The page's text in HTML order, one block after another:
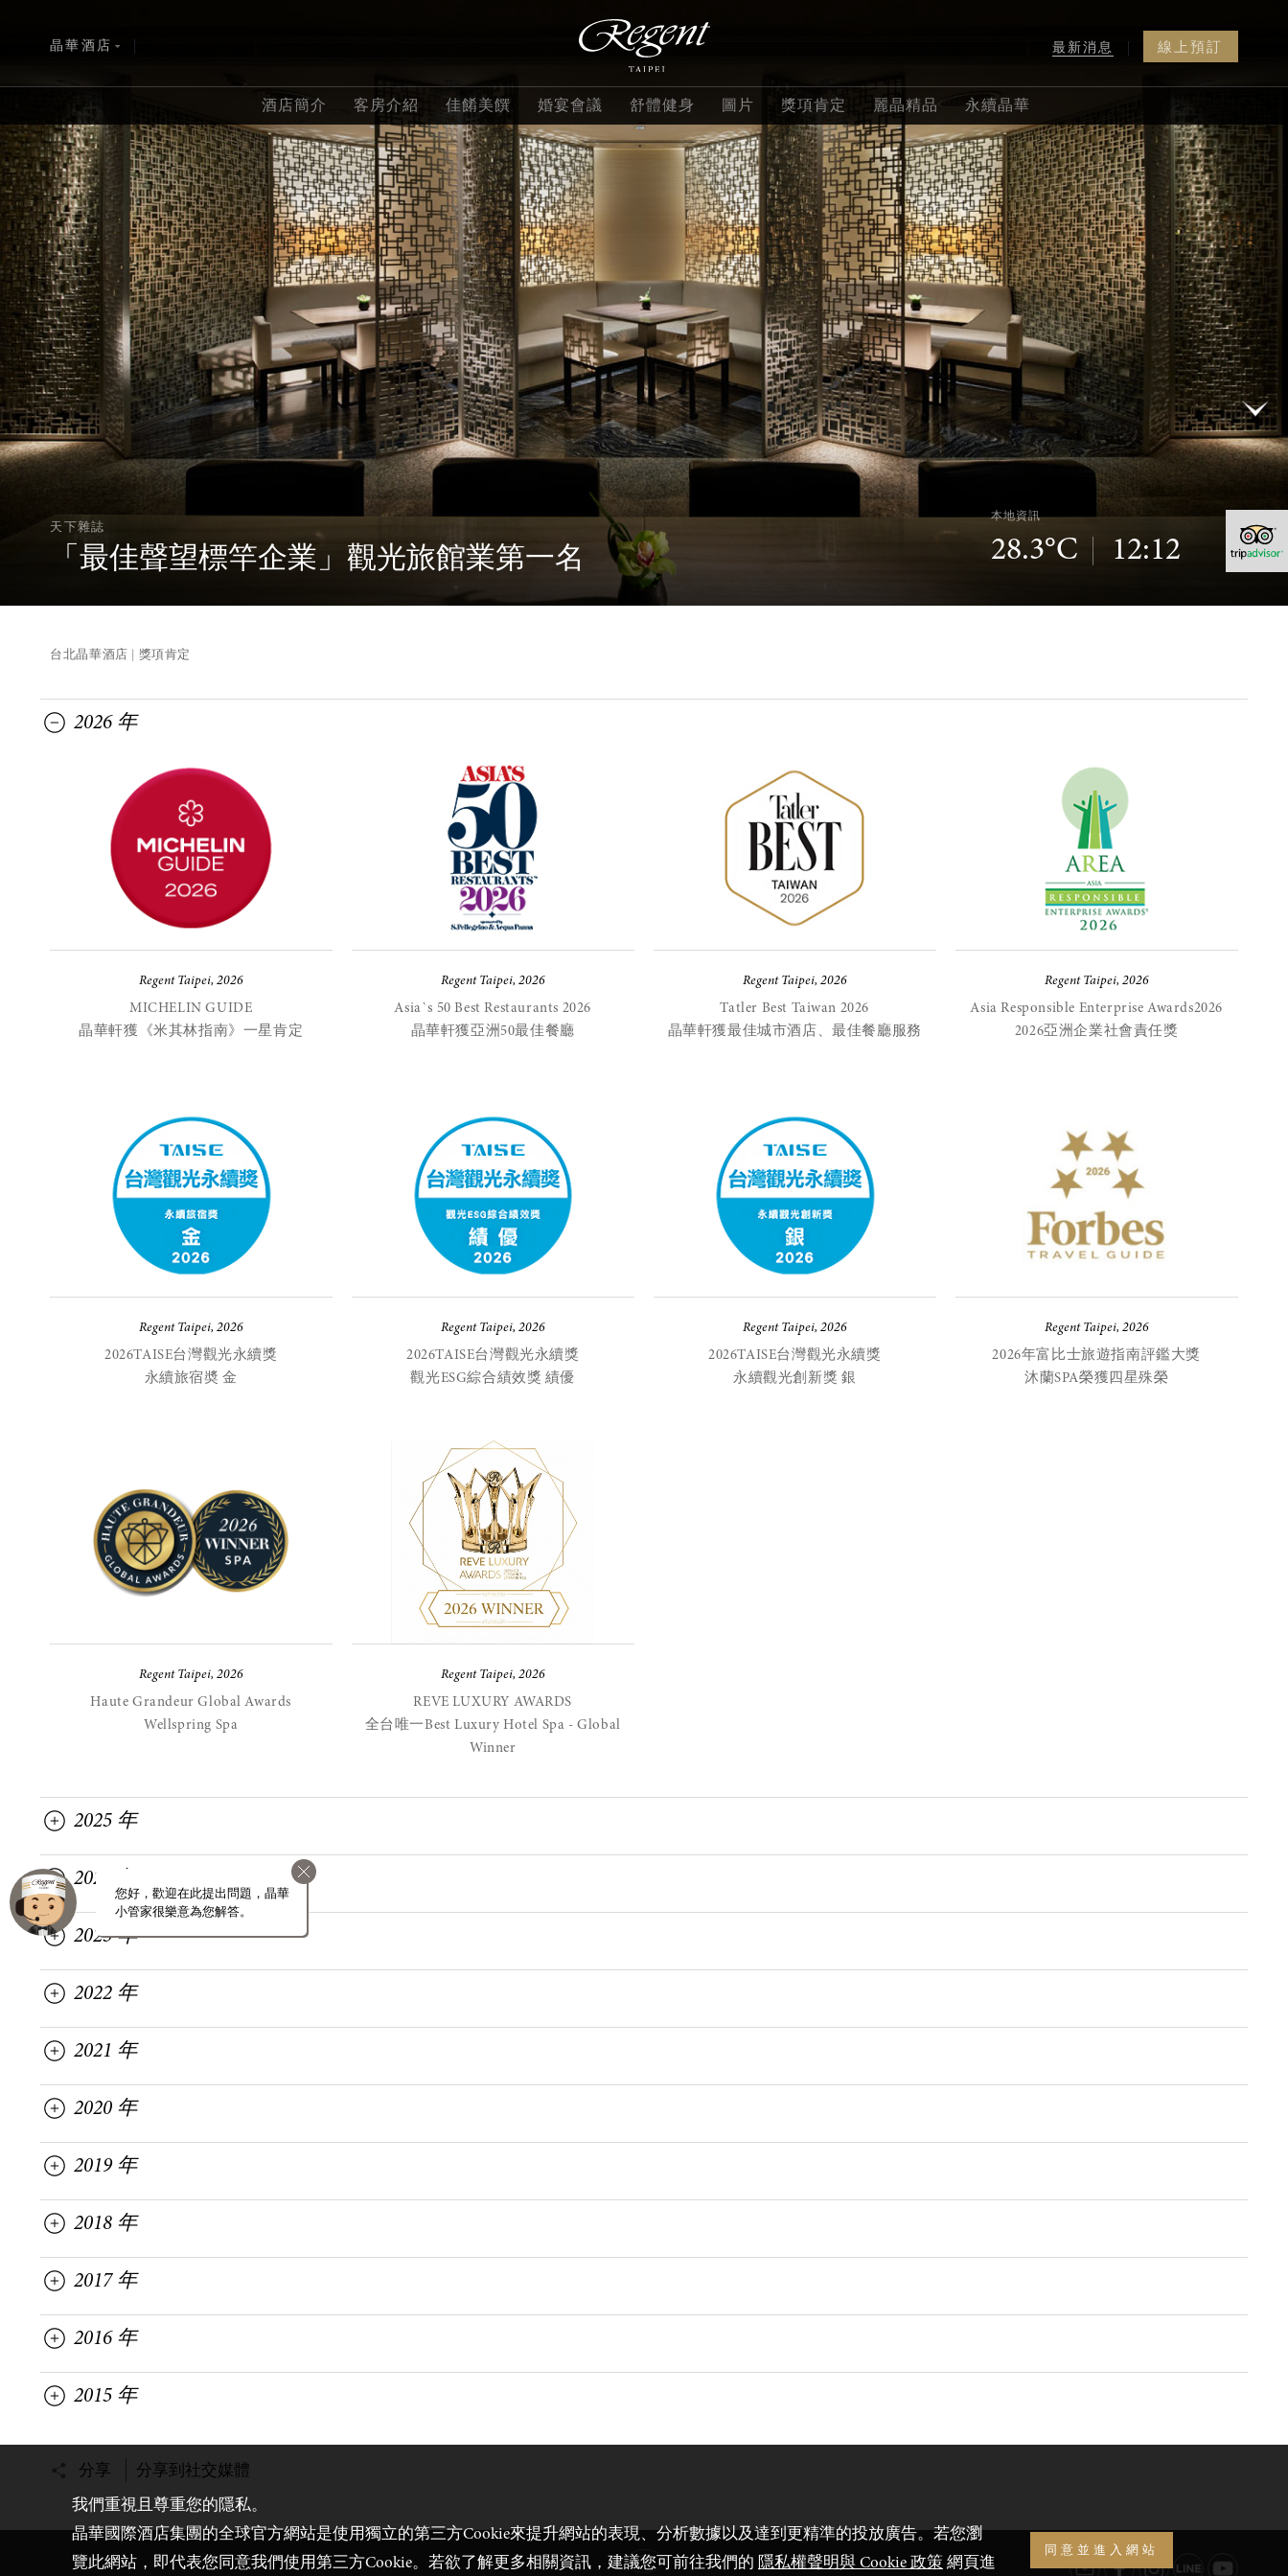
晶華酒店 最新消息 線上預訂
酒店簡介
查看全部
酒店設施
觀光景點
麗晶學苑
YOURs Club
評價
聯絡我們
客房介紹
查看全部
客房 套房
沐蘭套房
精緻套房
名人套房
花園套房
總統套房
大班
大班豪
華客房
佳餚美饌
查看全部
ROBIN'S 牛排屋
ROBIN'S 鐵板燒
晶華軒
蘭亭
館外餐飲
麗晶精品星級美饌
婚宴會議
查看全部
會議活動
活動場地
晶華外燴
婚宴專案
謝師宴專案
2026尾牙春酒
特惠專案
舒體健身 圖片 獎項肯定 麗晶精品 永續晶華
简体中文
日本語
한국어
雅加達
富國島
黑山港
線上預訂
入住日期 退房日期
客房 成人 兒童
促銷方案代碼
修改或取消預訂或行程
線上訂房
線上訂位
線上旅展
晶華會
沐蘭 SPA
天下雜誌
「最佳聲望標竿企業」觀光旅館業第一名
本地資訊
28.3°C 12:12
台北晶華酒店 獎項肯定
2026 年
Regent Taipei, 2026
MICHELIN GUIDE
晶華軒獲《米其林指南》一星肯定
Regent Taipei, 2026
Asia`s 50 Best Restaurants 2026
晶華軒獲亞洲50最佳餐廳
Regent Taipei, 2026
Tatler Best Taiwan 2026
晶華軒獲最佳城市酒店、最佳餐廳服務
Regent Taipei, 2026
Asia Responsible Enterprise Awards2026
2026亞洲企業社會責任獎
Regent Taipei, 2026
2026TAISE台灣觀光永續獎
永續旅宿奬 金
Regent Taipei, 2026
2026TAISE台灣觀光永續獎
觀光ESG綜合績效獎 績優
Regent Taipei, 2026
2026TAISE台灣觀光永續獎
永續觀光創新獎 銀
Regent Taipei, 2026
2026年富比士旅遊指南評鑑大獎
沐蘭SPA榮獲四星殊榮
Regent Taipei, 2026
Haute Grandeur Global Awards
Wellspring Spa
Regent Taipei, 2026
REVE LUXURY AWARDS
全台唯一Best Luxury Hotel Spa - Global
Winner
2025 年
2024 年
2023 年
2022 年
2021 年
2020 年
2019 年
2018 年
2017 年
2016 年
2015 年
分享 分享到社交媒體
我們重視且尊重您的隱私。
晶華國際酒店集團的全球官方網站是使用獨立的第三方Cookie來提升網站的表現、分析數據以及達到更精準的投放廣告。若您瀏
覽此網站，即代表您同意我們使用第三方Cookie。若欲了解更多相關資訊，建議您可前往我們的 隱私權聲明與 Cookie 政策 網頁進
同意並進入網站
您好，歡迎在此提出問題，晶華
小管家很樂意為您解答。